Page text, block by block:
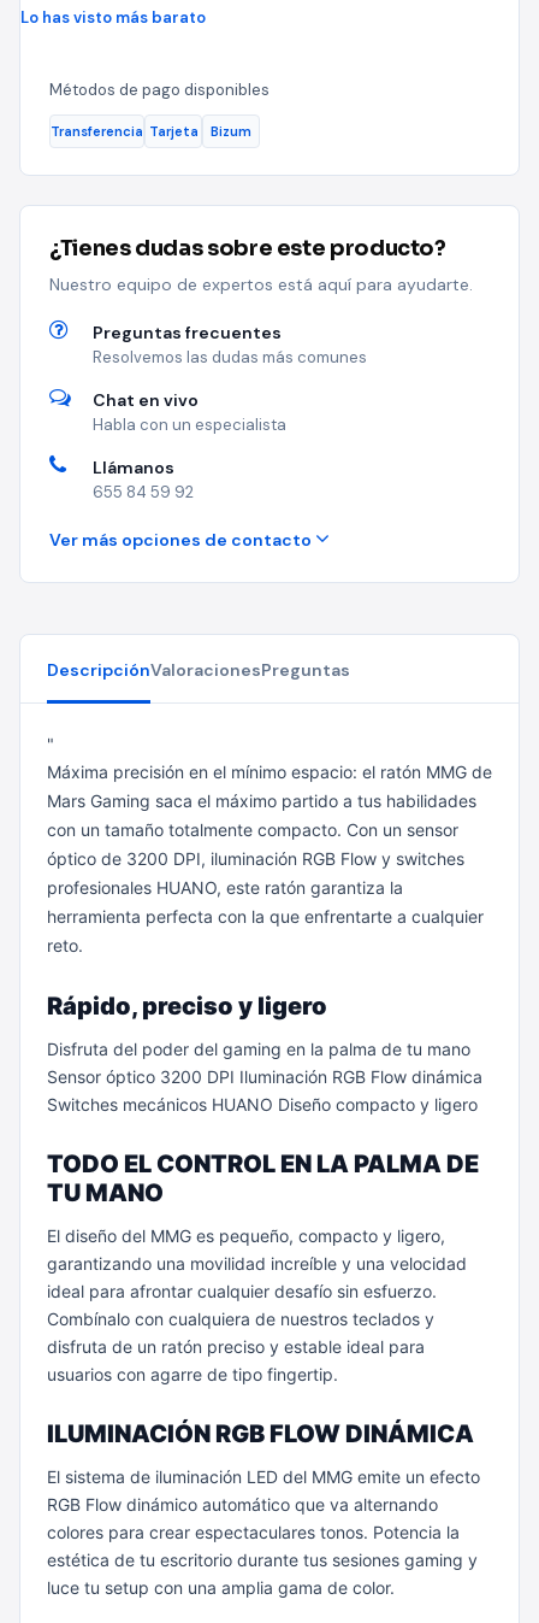
Lo has visto más barato
Métodos de pago disponibles
Transferencia Tarjeta Bizum
¿Tienes dudas sobre este producto?
Nuestro equipo de expertos está aquí para ayudarte.
Preguntas frecuentes
Resolvemos las dudas más comunes
Chat en vivo
Habla con un especialista
Llámanos
655 84 59 92
Ver más opciones de contacto
DescripciónValoracionesPreguntas
"
Máxima precisión en el mínimo espacio: el ratón MMG de
Mars Gaming saca el máximo partido a tus habilidades
con un tamaño totalmente compacto. Con un sensor
óptico de 3200 DPI, iluminación RGB Flow y switches
profesionales HUANO, este ratón garantiza la
herramienta perfecta con la que enfrentarte a cualquier
reto.
Rápido, preciso y ligero
Disfruta del poder del gaming en la palma de tu mano
Sensor óptico 3200 DPI Iluminación RGB Flow dinámica
Switches mecánicos HUANO Diseño compacto y ligero
TODO EL CONTROL EN LA PALMA DE
TU MANO
El diseño del MMG es pequeño, compacto y ligero,
garantizando una movilidad increíble y una velocidad
ideal para afrontar cualquier desafío sin esfuerzo.
Combínalo con cualquiera de nuestros teclados y
disfruta de un ratón preciso y estable ideal para
usuarios con agarre de tipo fingertip.
ILUMINACIÓN RGB FLOW DINÁMICA
El sistema de iluminación LED del MMG emite un efecto
RGB Flow dinámico automático que va alternando
colores para crear espectaculares tonos. Potencia la
estética de tu escritorio durante tus sesiones gaming y
luce tu setup con una amplia gama de color.